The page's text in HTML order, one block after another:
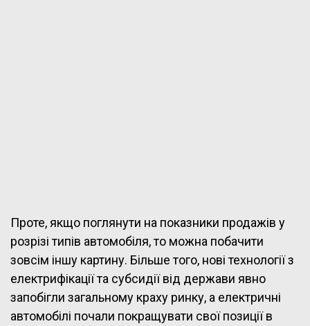
Проте, якщо поглянути на показники продажів у
розрізі типів автомобіля, то можна побачити
зовсім іншу картину. Більше того, нові технології з
електрифікації та субсидії від держави явно
запобігли загальному краху ринку, а електричні
автомобілі почали покращувати свої позиції в